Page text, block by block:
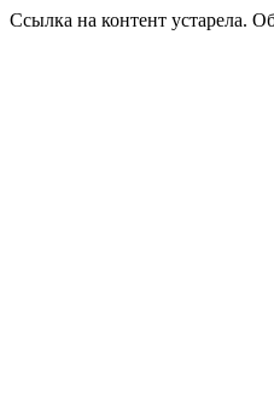
Ссылка на контент устарела.